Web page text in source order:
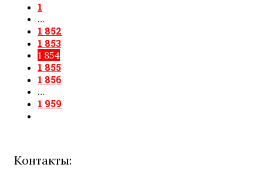
1
…
1 852
1 853
1 854
1 855
1 856
…
1 959
Контакты: